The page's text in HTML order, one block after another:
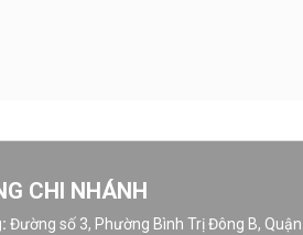
CHI NHÁNH
Đường số 3, Phường Bình Trị Đông B,